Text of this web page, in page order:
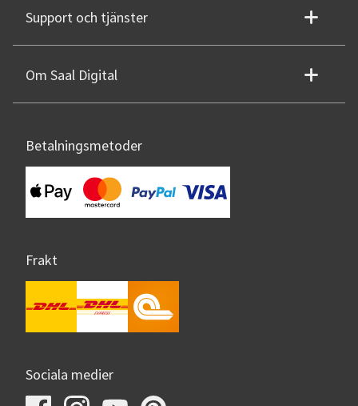
Support och tjänster
Om Saal Digital
Betalningsmetoder
Frakt
Sociala medier